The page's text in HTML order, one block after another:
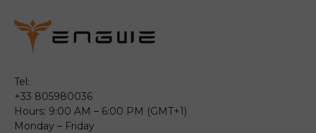
Tel:
+33 805980036
Hours: 9:00 AM – 6:00 PM (GMT+1)
Monday – Friday